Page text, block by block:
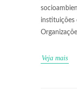
instituições
Veja mais